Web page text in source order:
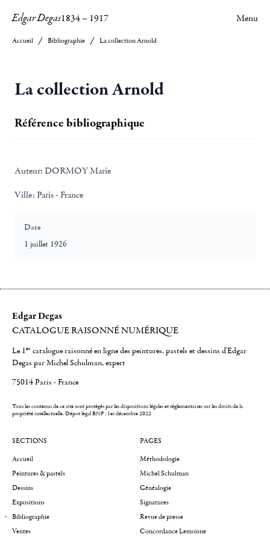
Edgar Degas1834– 1917 Menu
Accueil Bibliographie La collection Arnold
La collection Arnold
Référence bibliographique
Auteur: DORMOY Marie
Ville: Paris - France
Date
1 juillet 1926
Edgar Degas
CATALOGUE RAISONNÉ NUMÉRIQUE
Le 1er catalogue raisonné en ligne des peintures, pastels et dessins d'Edgar
Degas par Michel Schulman, expert
75014 Paris - France
Tous les contenus de ce site sont protégés par les dispositions légales et réglementaires sur les droits de la
propriété intellectuelle.Dépot légal BNF : 1er décembre 2022
SECTIONS
Accueil
Peintures & pastels
Dessins
Expositions
Bibliographie
Ventes
PAGES
Méthodologie
Michel Schulman
Généalogie
Signatures
Revue de presse
Concordance Lemoisne